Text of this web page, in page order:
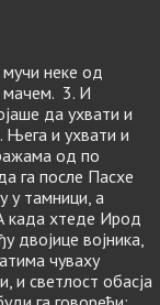
неке од
мачем. 3. И
да ухвати и
Њега и ухвати и
од по
га после Пасхе
у тамници, а
када хтеде Ирод
двојице војника,
чуваху
и светлост обасја